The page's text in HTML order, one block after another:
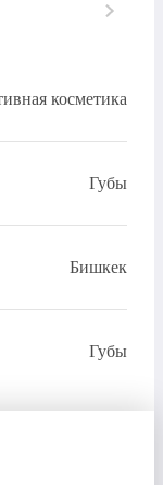
косметика
Губы
Бишкек
Губы